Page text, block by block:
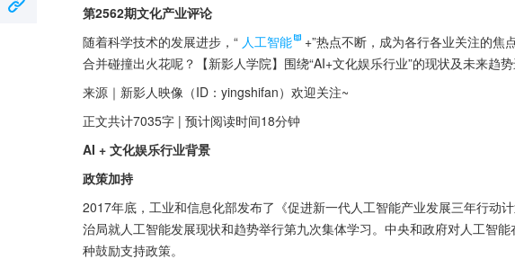
第2562期文化产业评论
随着科学技术的发展进步，“ 人工智能
+”热点不断，成为各行各业关注的焦
合并碰撞出火花呢？【新影人学院】围绕“AI+文化娱乐行业”的现状及未来趋势
来源｜新影人映像（ID：yingshifan）欢迎关注~
正文共计7035字 | 预计阅读时间18分钟
AI + 文化娱乐行业背景
政策加持
2017年底，工业和信息化部发布了《促进新一代人工智能产业发展三年行动
治局就人工智能发展现状和趋势举行第九次集体学习。中央和政府对人工智
种鼓励支持政策。